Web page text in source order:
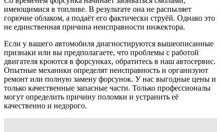
имеющимися в топливе. В результате она не распыляет
горючие облаком, а подаёт его фактически струёй. Однако это
не единственная причина неисправности инжектора.
Если у вашего автомобиля диагностируются вышеописанные
признаки или вы предполагаете, что проблемы с работой
двигателя кроются в форсунках, обратитесь в наш автосервис.
Опытные механики определят неисправность и организуют
ремонт или полную замену форсунок. У нас выгодные цены и
только качественные запасные части. Только профессионалы
могут определить причину поломки и устранить её
качественно и недорого.